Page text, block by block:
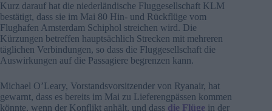
Kurz darauf hat die niederländische Fluggesellschaft KLM
bestätigt, dass sie im Mai 80 Hin- und Rückflüge vom
Flughafen Amsterdam Schiphol streichen wird. Die
Kürzungen betreffen hauptsächlich Strecken mit mehreren
täglichen Verbindungen, so dass die Fluggesellschaft die
Auswirkungen auf die Passagiere begrenzen kann.
Michael O’Leary, Vorstandsvorsitzender von Ryanair, hat
gewarnt, dass es bereits im Mai zu Lieferengpässen kommen
könnte, wenn der Konflikt anhält, und dass die Flüge in der